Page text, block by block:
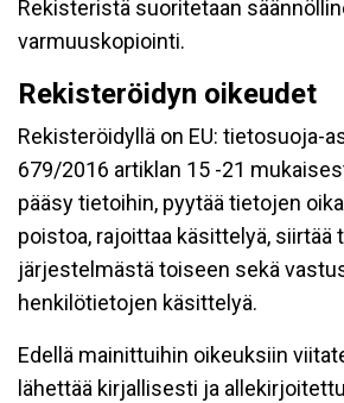
Rekisteristä suoritetaan
varmuuskopiointi.
Rekisteröidyn oikeudet
Rekisteröidyllä on EU: tietosuoja-
679/2016 artiklan 15 -21
pääsy tietoihin, pyytää tietojen
poistoa, rajoittaa käsittelyä, siirtää
järjestelmästä toiseen sekä
henkilötietojen käsittelyä.
Edellä mainittuihin oikeuksiin
lähettää kirjallisesti ja